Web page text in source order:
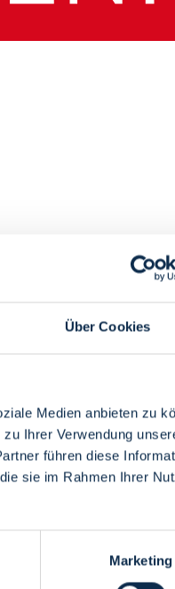
Über Cookies
Medien anbieten zu
Ihrer Verwendung
führen diese
sie im Rahmen Ihrer
Marketing